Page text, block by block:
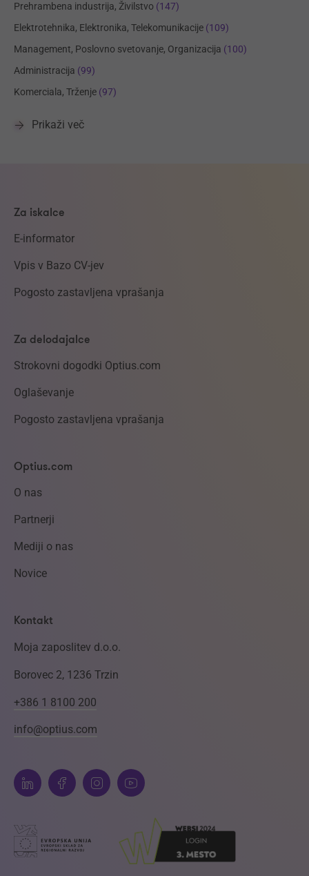
Prehrambena industrija, Živilstvo (147)
Elektrotehnika, Elektronika, Telekomunikacije (109)
Management, Poslovno svetovanje, Organizacija (100)
Administracija (99)
Komerciala, Trženje (97)
Prikaži več
Za iskalce
E-informator
Vpis v Bazo CV-jev
Pogosto zastavljena vprašanja
Za delodajalce
Strokovni dogodki Optius.com
Oglaševanje
Pogosto zastavljena vprašanja
Optius.com
O nas
Partnerji
Mediji o nas
Novice
Kontakt
Moja zaposlitev d.o.o.
Borovec 2, 1236 Trzin
+386 1 8100 200
info@optius.com